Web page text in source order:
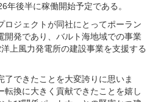
年後半に稼働開始予定である。
ロジェクトが同社にとってポーラン
開発であり、バルト海地域での事業
上風力発電所の建設事業を支援する
了できたことを大変誇りに思いま
転換に大きく貢献できたことを嬉し